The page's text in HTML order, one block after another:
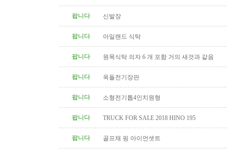
팝니다 신발장
팝니다 아일랜드 식탁
팝니다 원목식탁 의자 6 개 포함 거의 새것과 같음
팝니다 옥돌전기장판
팝니다 소형전기톱4인치원형
팝니다 TRUCK FOR SALE 2018 HINO 195
팝니다 골프채 핑 아이언셋트